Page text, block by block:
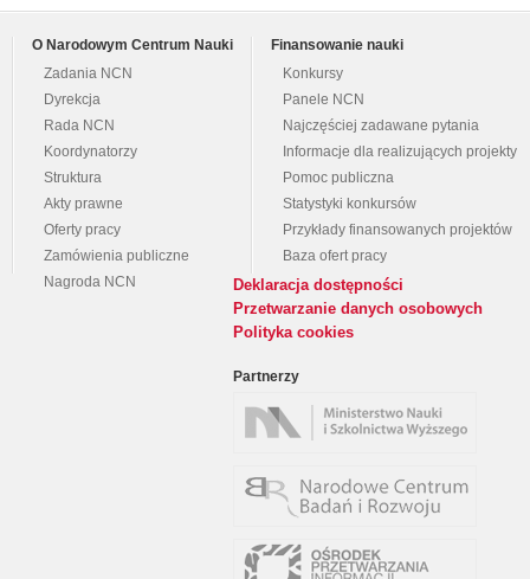
O Narodowym Centrum Nauki
Zadania NCN
Dyrekcja
Rada NCN
Koordynatorzy
Struktura
Akty prawne
Oferty pracy
Zamówienia publiczne
Nagroda NCN
Finansowanie nauki
Konkursy
Panele NCN
Najczęściej zadawane pytania
Informacje dla realizujących projekty
Pomoc publiczna
Statystyki konkursów
Przykłady finansowanych projektów
Baza ofert pracy
Deklaracja dostępności
Przetwarzanie danych osobowych
Polityka cookies
Partnerzy